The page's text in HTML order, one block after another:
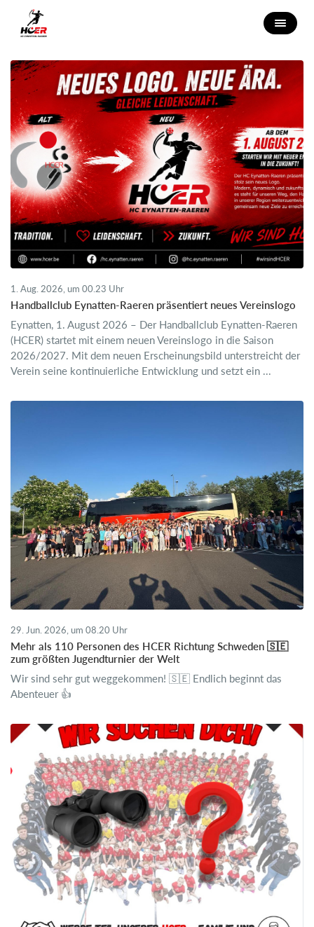
1. Aug. 2026, um 00.23 Uhr
Handballclub Eynatten-Raeren präsentiert neues Vereinslogo
Eynatten, 1. August 2026 – Der Handballclub Eynatten-Raeren
(HCER) startet mit einem neuen Vereinslogo in die Saison
2026/2027. Mit dem neuen Erscheinungsbild unterstreicht der
Verein seine kontinuierliche Entwicklung und setzt ein ...
29. Jun. 2026, um 08.20 Uhr
Mehr als 110 Personen des HCER Richtung Schweden 🇸🇪
zum größten Jugendturnier der Welt
Wir sind sehr gut weggekommen! 🇸🇪 Endlich beginnt das
Abenteuer 👍